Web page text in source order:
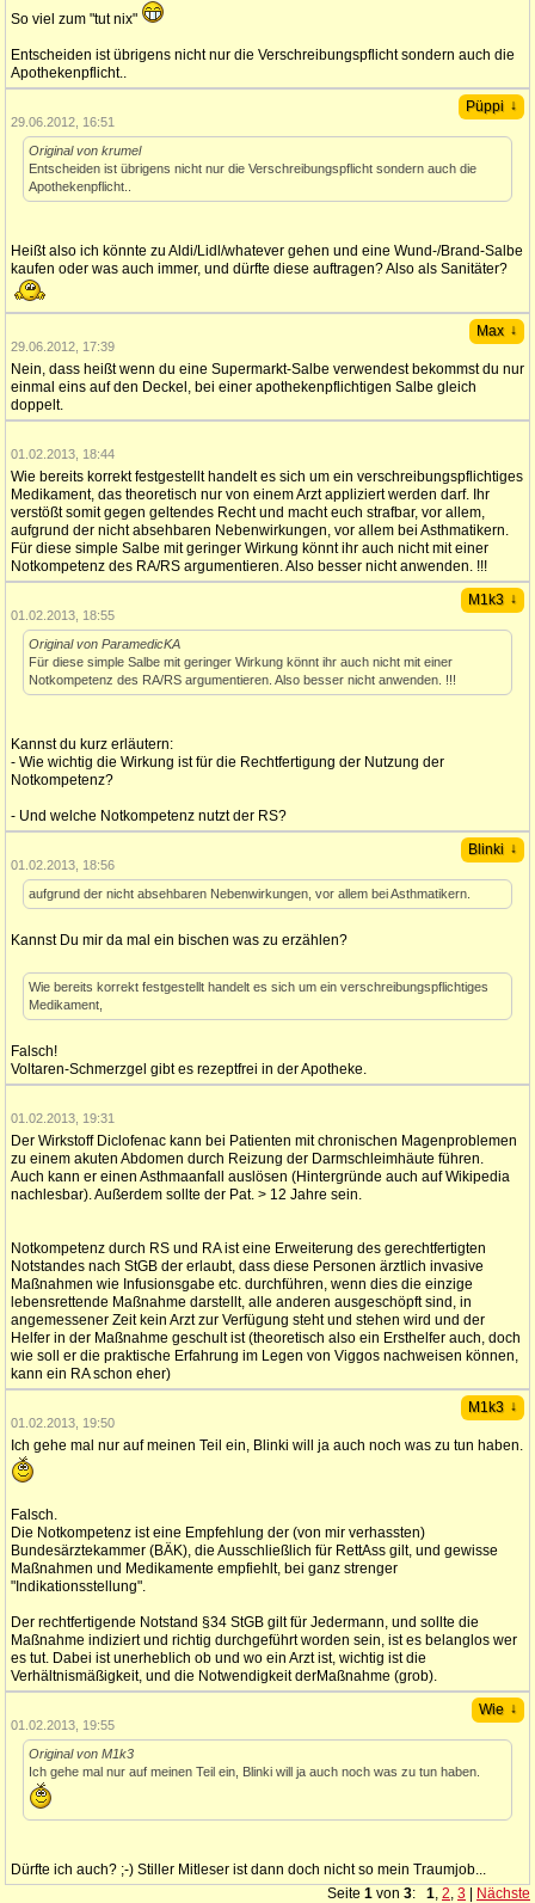
So viel zum "tut nix"
Entscheiden ist übrigens nicht nur die Verschreibungspflicht sondern auch die
Apothekenpflicht..
Püppi ↓
29.06.2012, 16:51
Original von krumel
Entscheiden ist übrigens nicht nur die Verschreibungspflicht sondern auch die
Apothekenpflicht..
Heißt also ich könnte zu Aldi/Lidl/whatever gehen und eine Wund-/Brand-Salbe
kaufen oder was auch immer, und dürfte diese auftragen? Also als Sanitäter?
Max ↓
29.06.2012, 17:39
Nein, dass heißt wenn du eine Supermarkt-Salbe verwendest bekommst du nur
einmal eins auf den Deckel, bei einer apothekenpflichtigen Salbe gleich
doppelt.
01.02.2013, 18:44
Wie bereits korrekt festgestellt handelt es sich um ein verschreibungspflichtiges
Medikament, das theoretisch nur von einem Arzt appliziert werden darf. Ihr
verstößt somit gegen geltendes Recht und macht euch strafbar, vor allem,
aufgrund der nicht absehbaren Nebenwirkungen, vor allem bei Asthmatikern.
Für diese simple Salbe mit geringer Wirkung könnt ihr auch nicht mit einer
Notkompetenz des RA/RS argumentieren. Also besser nicht anwenden. !!!
M1k3 ↓
01.02.2013, 18:55
Original von ParamedicKA
Für diese simple Salbe mit geringer Wirkung könnt ihr auch nicht mit einer
Notkompetenz des RA/RS argumentieren. Also besser nicht anwenden. !!!
Kannst du kurz erläutern:
- Wie wichtig die Wirkung ist für die Rechtfertigung der Nutzung der
Notkompetenz?
- Und welche Notkompetenz nutzt der RS?
Blinki ↓
01.02.2013, 18:56
aufgrund der nicht absehbaren Nebenwirkungen, vor allem bei Asthmatikern.
Kannst Du mir da mal ein bischen was zu erzählen?
Wie bereits korrekt festgestellt handelt es sich um ein verschreibungspflichtiges
Medikament,
Falsch!
Voltaren-Schmerzgel gibt es rezeptfrei in der Apotheke.
01.02.2013, 19:31
Der Wirkstoff Diclofenac kann bei Patienten mit chronischen Magenproblemen
zu einem akuten Abdomen durch Reizung der Darmschleimhäute führen.
Auch kann er einen Asthmaanfall auslösen (Hintergründe auch auf Wikipedia
nachlesbar). Außerdem sollte der Pat. > 12 Jahre sein.
Notkompetenz durch RS und RA ist eine Erweiterung des gerechtfertigten
Notstandes nach StGB der erlaubt, dass diese Personen ärztlich invasive
Maßnahmen wie Infusionsgabe etc. durchführen, wenn dies die einzige
lebensrettende Maßnahme darstellt, alle anderen ausgeschöpft sind, in
angemessener Zeit kein Arzt zur Verfügung steht und stehen wird und der
Helfer in der Maßnahme geschult ist (theoretisch also ein Ersthelfer auch, doch
wie soll er die praktische Erfahrung im Legen von Viggos nachweisen können,
kann ein RA schon eher)
M1k3 ↓
01.02.2013, 19:50
Ich gehe mal nur auf meinen Teil ein, Blinki will ja auch noch was zu tun haben.
Falsch.
Die Notkompetenz ist eine Empfehlung der (von mir verhassten)
Bundesärztekammer (BÄK), die Ausschließlich für RettAss gilt, und gewisse
Maßnahmen und Medikamente empfiehlt, bei ganz strenger
"Indikationsstellung".
Der rechtfertigende Notstand §34 StGB gilt für Jedermann, und sollte die
Maßnahme indiziert und richtig durchgeführt worden sein, ist es belanglos wer
es tut. Dabei ist unerheblich ob und wo ein Arzt ist, wichtig ist die
Verhältnismäßigkeit, und die Notwendigkeit derMaßnahme (grob).
Wie ↓
01.02.2013, 19:55
Original von M1k3
Ich gehe mal nur auf meinen Teil ein, Blinki will ja auch noch was zu tun haben.
Dürfte ich auch? ;-) Stiller Mitleser ist dann doch nicht so mein Traumjob...
Seite 1 von 3: 1, 2, 3 Nächste